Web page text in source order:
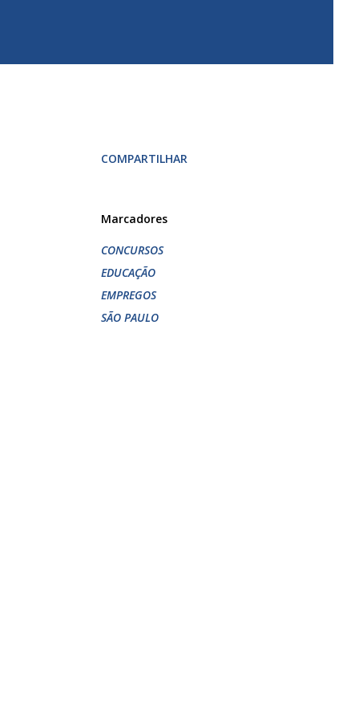
COMPARTILHAR
Marcadores
CONCURSOS
EDUCAÇÃO
EMPREGOS
SÃO PAULO